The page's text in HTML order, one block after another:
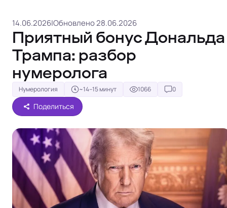
14.06.2026|Обновлено 28.06.2026
Приятный бонус Дональда
Трампа: разбор
нумеролога
Нумерология ~14–15 минут 1066 0
Поделиться